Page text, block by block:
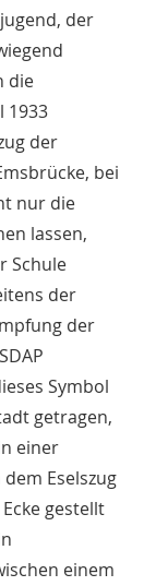
der
die
1933
der
bei
nur die
lassen,
Schule
der
der
Symbol
getragen,
einer
Eselszug
gestellt
einem